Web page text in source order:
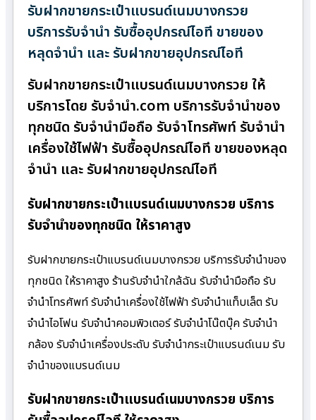
รับฝากขายกระเป๋าแบรนด์เนมบางกรวย
บริการรับจำนำ รับซื้ออุปกรณ์ไอที ขายของ
หลุดจำนำ และ รับฝากขายอุปกรณ์ไอที
รับฝากขายกระเป๋าแบรนด์เนมบางกรวย ให้
บริการโดย รับจํานํา.com บริการรับจำนำของ
ทุกชนิด รับจำนำมือถือ รับจำโทรศัพท์ รับจำนำ
เครื่องใช้ไฟฟ้า รับซื้ออุปกรณ์ไอที ขายของหลุด
จำนำ และ รับฝากขายอุปกรณ์ไอที
รับฝากขายกระเป๋าแบรนด์เนมบางกรวย บริการ
รับจำนำของทุกชนิด ให้ราคาสูง
รับฝากขายกระเป๋าแบรนด์เนมบางกรวย บริการรับจำนำของ
ทุกชนิด ให้ราคาสูง ร้านรับจํานําใกล้ฉัน รับจำนำมือถือ รับ
จำนำโทรศัพท์ รับจำนำเครื่องใช้ไฟฟ้า รับจำนำแท็บเล็ต รับ
จำนำไอโฟน รับจำนำคอมพิวเตอร์ รับจำนำโน๊ตบุ๊ค รับจำนำ
กล้อง รับจำนำเครื่องประดับ รับจำนำกระเป๋าแบรนด์เนม รับ
จำนำของแบรนด์เนม
รับฝากขายกระเป๋าแบรนด์เนมบางกรวย บริการ